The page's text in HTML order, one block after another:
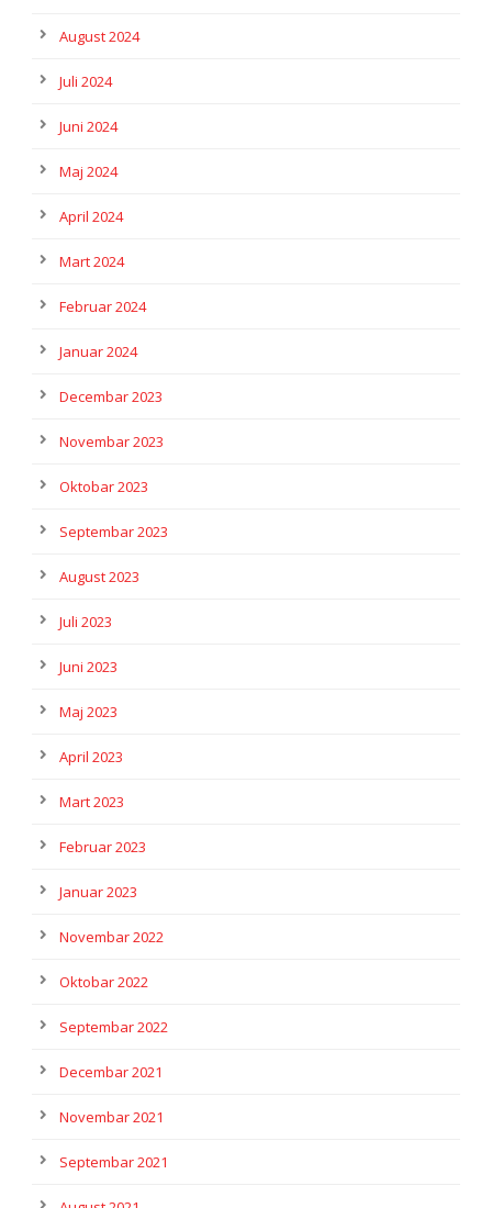
August 2024
Juli 2024
Juni 2024
Maj 2024
April 2024
Mart 2024
Februar 2024
Januar 2024
Decembar 2023
Novembar 2023
Oktobar 2023
Septembar 2023
August 2023
Juli 2023
Juni 2023
Maj 2023
April 2023
Mart 2023
Februar 2023
Januar 2023
Novembar 2022
Oktobar 2022
Septembar 2022
Decembar 2021
Novembar 2021
Septembar 2021